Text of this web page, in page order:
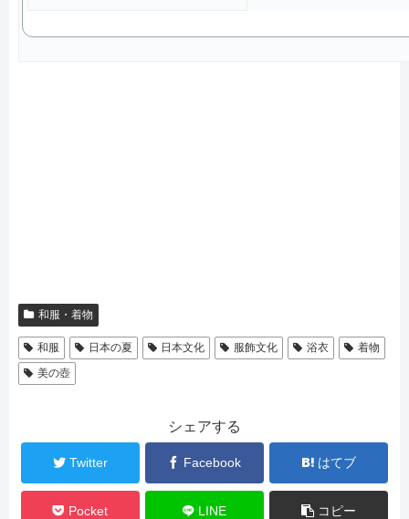
和服・着物
和服 日本の夏 日本文化 服飾文化 浴衣
着物
美の壺
シェアする
Twitter Facebook はてブ
Pocket LINE コピー